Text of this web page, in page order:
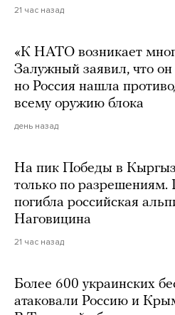
21 час назад
«К НАТО возникает
Залужный заявил, что он
но Россия нашла
всему оружию блока
день назад
На пик Победы в
только по разрешениям.
погибла российская
Наговицина
21 час назад
Более 600 украинских
атаковали Россию и